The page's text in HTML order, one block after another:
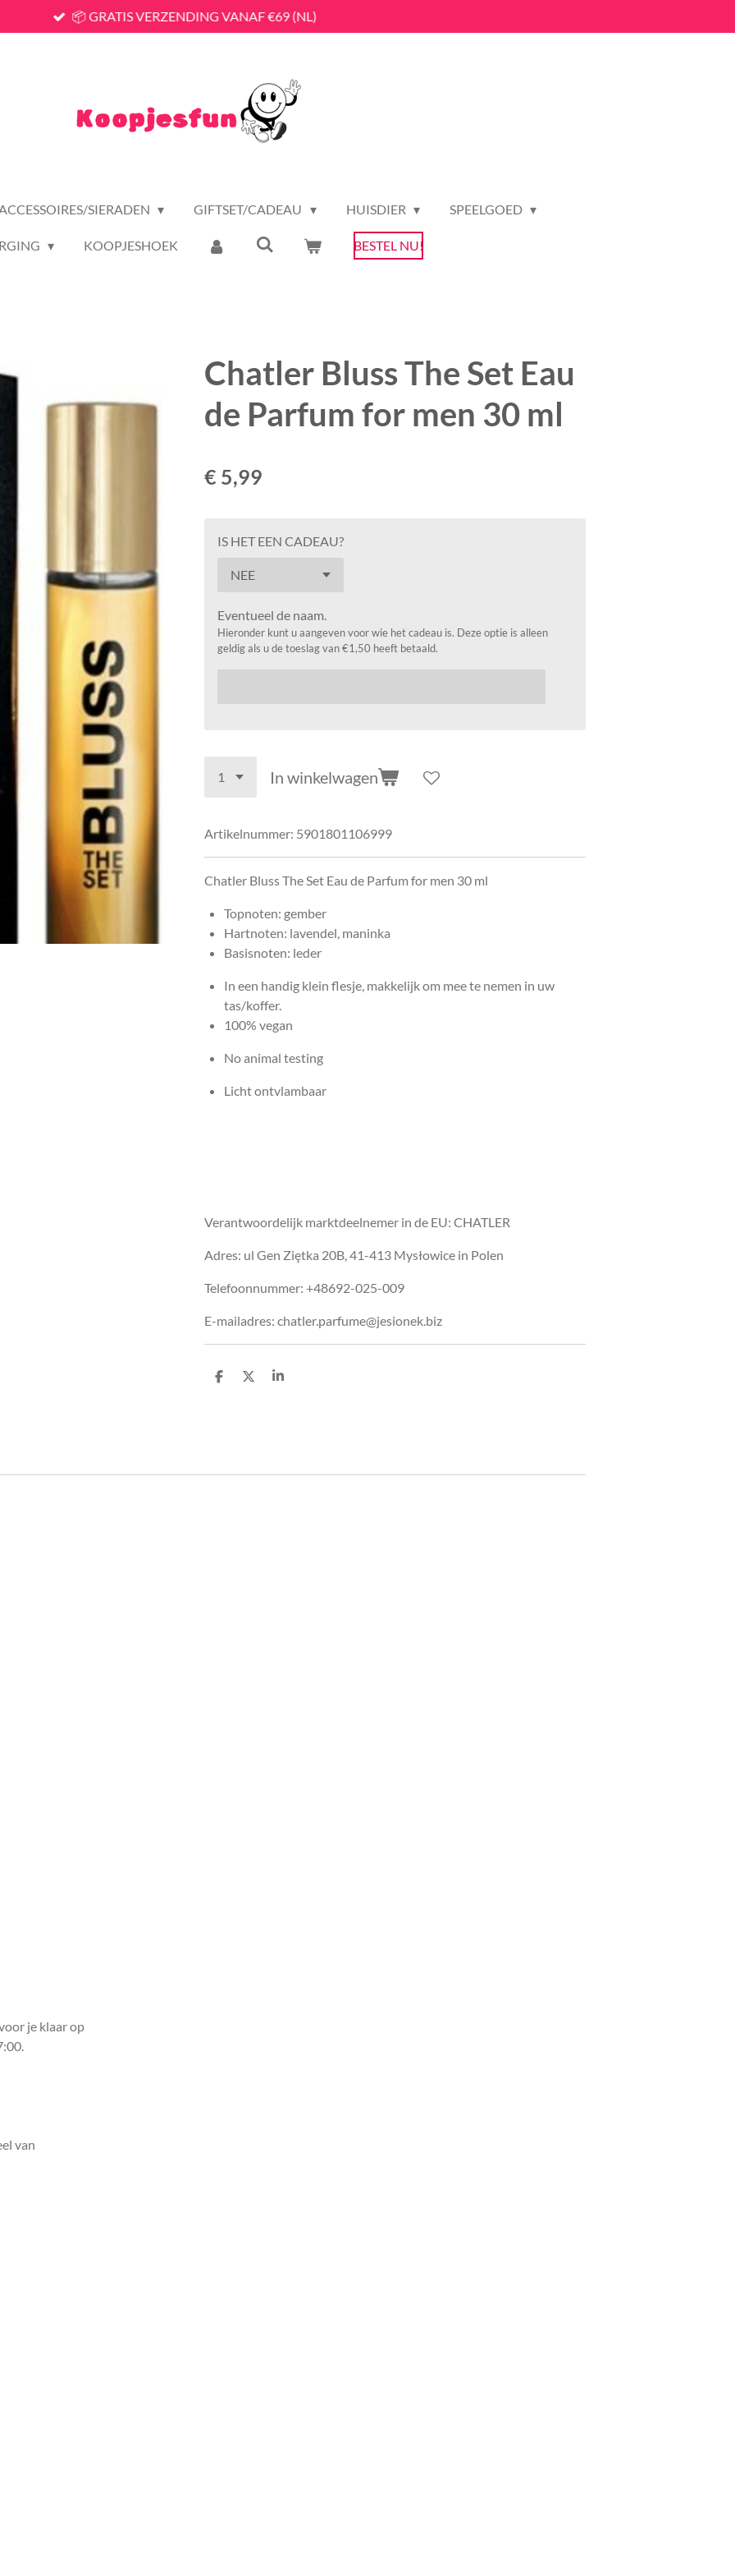
📦 GRATIS VERZENDING VANAF €69 (NL)
SIERADEN GIFTSET/CADEAU HUISDIER SPEELGOED
KOOPJESHOEK BESTEL NU!
Chatler Bluss The Set Eau
de Parfum for men 30 ml
€ 5,99
IS HET EEN CADEAU?
Eventueel de naam.
Hieronder kunt u aangeven voor wie het cadeau is. Deze optie is alleen
geldig als u de toeslag van €1,50 heeft betaald.
In winkelwagen
Artikelnummer: 5901801106999
Chatler Bluss The Set Eau de Parfum for men 30 ml
Topnoten: gember
Hartnoten: lavendel, maninka
Basisnoten: leder
In een handig klein flesje, makkelijk om mee te nemen in uw
tas/koffer.
100% vegan
No animal testing
Licht ontvlambaar
Verantwoordelijk marktdeelnemer in de EU: CHATLER
Adres: ul Gen Ziętka 20B, 41-413 Mysłowice in Polen
Telefoonnummer: +48692-025-009
E-mailadres: chatler.parfume@jesionek.biz
D
D
S
je klaar op
van